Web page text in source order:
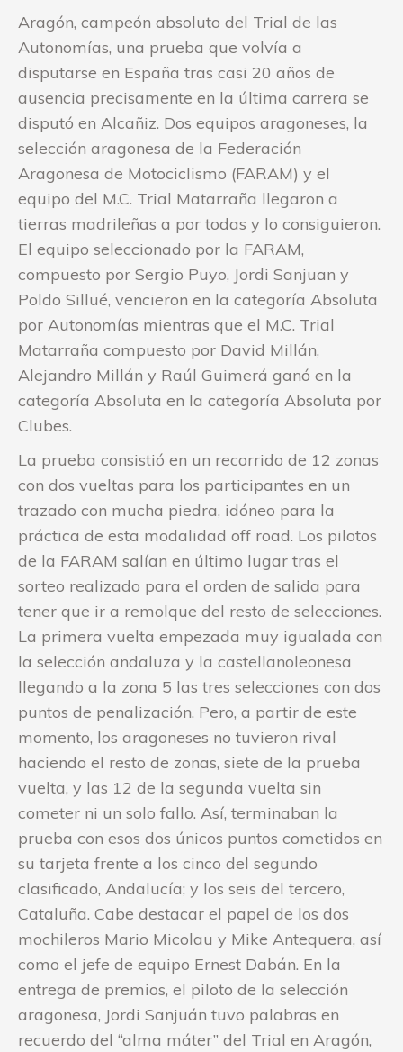
Aragón, campeón absoluto del Trial de las
Autonomías, una prueba que volvía a
disputarse en España tras casi 20 años de
ausencia precisamente en la última carrera se
disputó en Alcañiz. Dos equipos aragoneses, la
selección aragonesa de la Federación
Aragonesa de Motociclismo (FARAM) y el
equipo del M.C. Trial Matarraña llegaron a
tierras madrileñas a por todas y lo consiguieron.
El equipo seleccionado por la FARAM,
compuesto por Sergio Puyo, Jordi Sanjuan y
Poldo Sillué, vencieron en la categoría Absoluta
por Autonomías mientras que el M.C. Trial
Matarraña compuesto por David Millán,
Alejandro Millán y Raúl Guimerá ganó en la
categoría Absoluta en la categoría Absoluta por
Clubes.
La prueba consistió en un recorrido de 12 zonas
con dos vueltas para los participantes en un
trazado con mucha piedra, idóneo para la
práctica de esta modalidad off road. Los pilotos
de la FARAM salían en último lugar tras el
sorteo realizado para el orden de salida para
tener que ir a remolque del resto de selecciones.
La primera vuelta empezada muy igualada con
la selección andaluza y la castellanoleonesa
llegando a la zona 5 las tres selecciones con dos
puntos de penalización. Pero, a partir de este
momento, los aragoneses no tuvieron rival
haciendo el resto de zonas, siete de la prueba
vuelta, y las 12 de la segunda vuelta sin
cometer ni un solo fallo. Así, terminaban la
prueba con esos dos únicos puntos cometidos en
su tarjeta frente a los cinco del segundo
clasificado, Andalucía; y los seis del tercero,
Cataluña. Cabe destacar el papel de los dos
mochileros Mario Micolau y Mike Antequera, así
como el jefe de equipo Ernest Dabán. En la
entrega de premios, el piloto de la selección
aragonesa, Jordi Sanjuán tuvo palabras en
recuerdo del “alma máter” del Trial en Aragón,